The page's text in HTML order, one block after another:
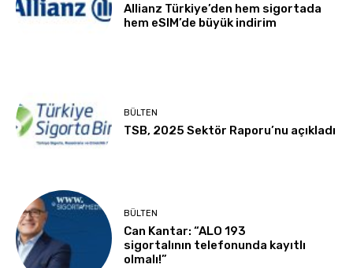
Allianz Türkiye’den hem sigortada
hem eSIM’de büyük indirim
BÜLTEN
TSB, 2025 Sektör Raporu’nu açıkladı
BÜLTEN
Can Kantar: “ALO 193
sigortalının telefonunda kayıtlı
olmalı!”